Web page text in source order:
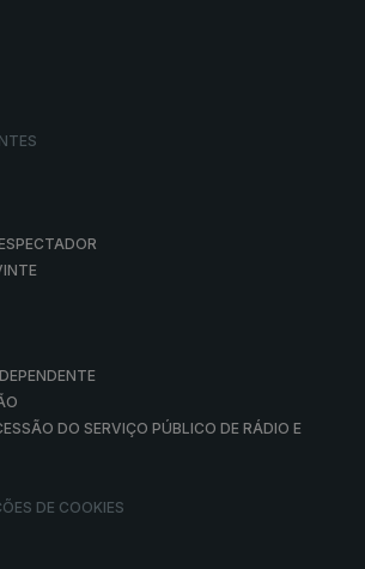
DO SERVIÇO PÚBLICO DE RÁDIO E
DE COOKIES